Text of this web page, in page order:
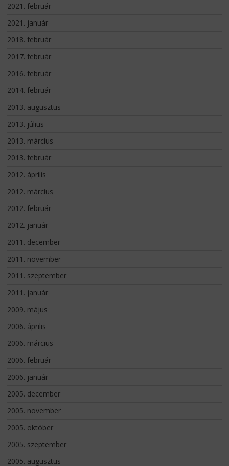
2021. február
2021. január
2018. február
2017. február
2016. február
2014. február
2013. augusztus
2013. július
2013. március
2013. február
2012. április
2012. március
2012. február
2012. január
2011. december
2011. november
2011. szeptember
2011. január
2009. május
2006. április
2006. március
2006. február
2006. január
2005. december
2005. november
2005. október
2005. szeptember
2005. augusztus